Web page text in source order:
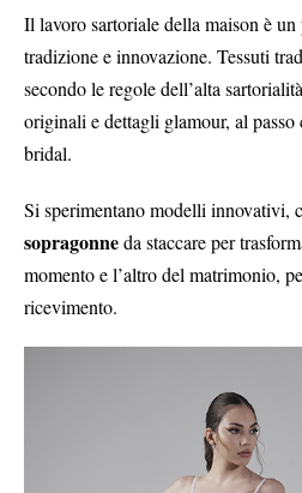
Il lavoro sartoriale della maison è
tradizione e innovazione. Tessuti
secondo le regole dell’alta
originali e dettagli glamour, al passo
bridal.
Si sperimentano modelli innovativi,
sopragonneda staccare per
momento e l’altro del matrimonio,
ricevimento.